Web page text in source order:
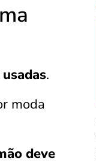
.
moda
deve